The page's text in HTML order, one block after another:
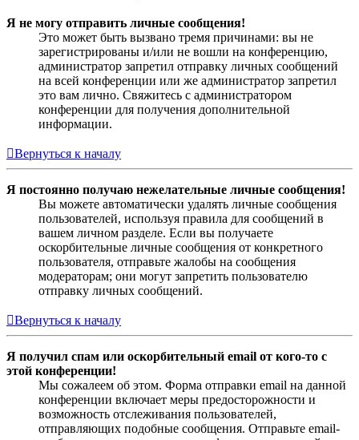
Я не могу отправить личные сообщения!
Это может быть вызвано тремя причинами: вы не
зарегистрированы и/или не вошли на конференцию,
администратор запретил отправку личных сообщений
на всей конференции или же администратор запретил
это вам лично. Свяжитесь с администратором
конференции для получения дополнительной
информации.
Вернуться к началу
Я постоянно получаю нежелательные личные сообщения!
Вы можете автоматически удалять личные сообщения
пользователей, используя правила для сообщений в
вашем личном разделе. Если вы получаете
оскорбительные личные сообщения от конкретного
пользователя, отправьте жалобы на сообщения
модераторам; они могут запретить пользователю
отправку личных сообщений.
Вернуться к началу
Я получил спам или оскорбительный email от кого-то с
этой конференции!
Мы сожалеем об этом. Форма отправки email на данной
конференции включает меры предосторожности и
возможность отслеживания пользователей,
отправляющих подобные сообщения. Отправьте email-